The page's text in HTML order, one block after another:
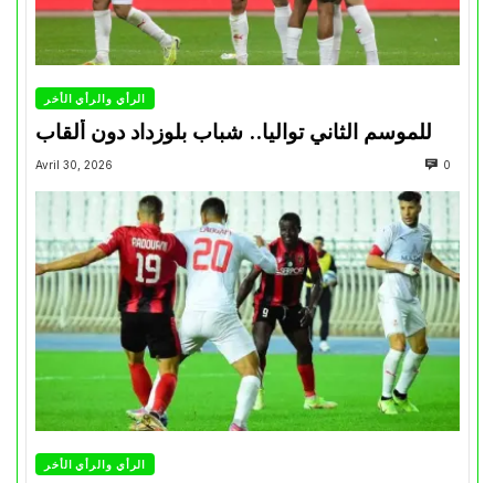
الرأي والرأي الأخر
للموسم الثاني تواليا.. شباب بلوزداد دون ألقاب
Avril 30, 2026 0
الرأي والرأي الأخر